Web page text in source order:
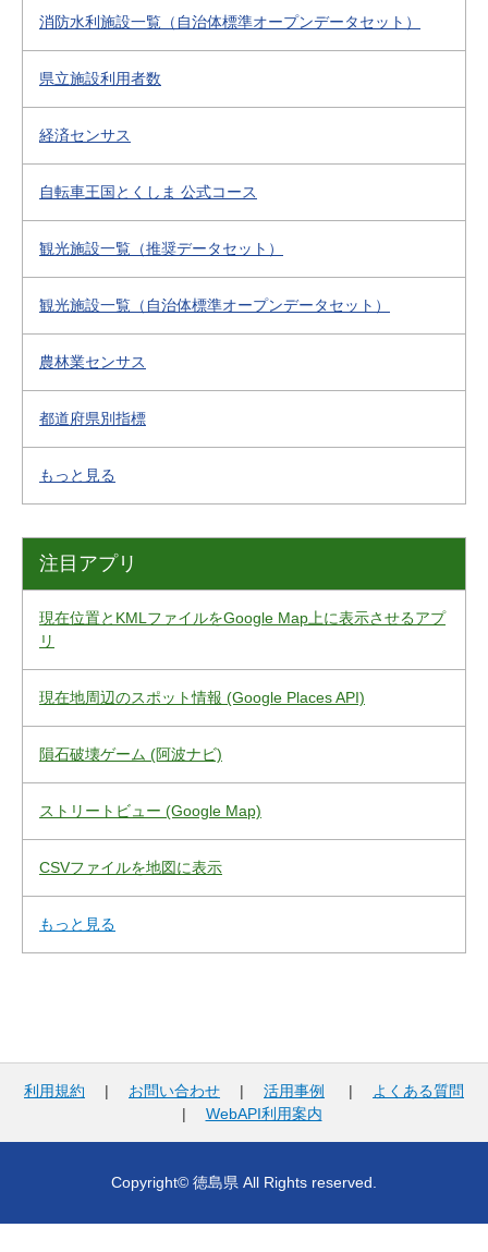
消防水利施設一覧（自治体標準オープンデータセット）
県立施設利用者数
経済センサス
自転車王国とくしま 公式コース
観光施設一覧（推奨データセット）
観光施設一覧（自治体標準オープンデータセット）
農林業センサス
都道府県別指標
もっと見る
注目アプリ
現在位置とKMLファイルをGoogle Map上に表示させるアプ
リ
現在地周辺のスポット情報 (Google Places API)
隕石破壊ゲーム (阿波ナビ)
ストリートビュー (Google Map)
CSVファイルを地図に表示
もっと見る
利用規約 | お問い合わせ | 活用事例 |
よくある質問
| WebAPI利用案内
Copyright© 徳島県 All Rights reserved.